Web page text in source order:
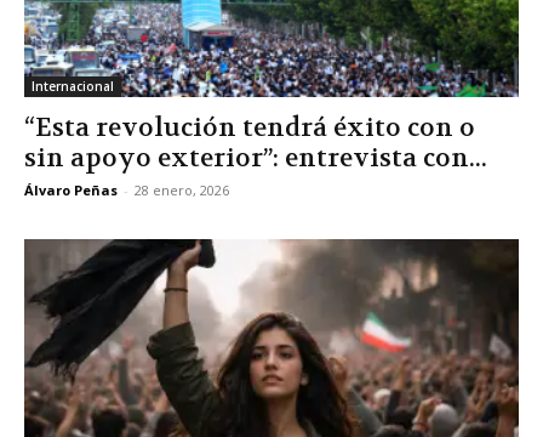
Internacional
“Esta revolución tendrá éxito con o
sin apoyo exterior”: entrevista con...
Álvaro Peñas - 28 enero, 2026